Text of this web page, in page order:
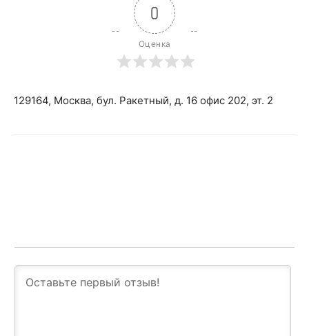
0
Оценка
129164, Москва, бул. Ракетный, д. 16 офис 202, эт. 2